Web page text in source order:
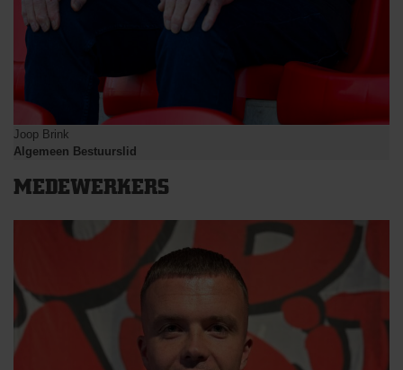
Joop Brink
Algemeen Bestuurslid
MEDEWERKERS